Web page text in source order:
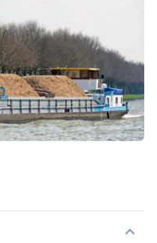
expand_more